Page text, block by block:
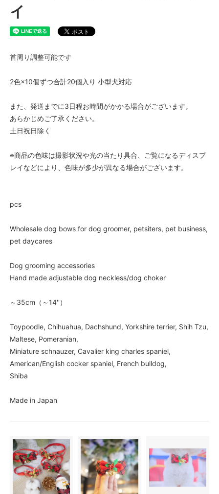
イ
首周り調整可能です
2色×10個ずつ合計20個入り 小型犬対応
また、発送までに3日程お時間がかかる場合がございます。
あらかじめご了承ください。
土日祝日除く
※商品の色味は撮影状況や光の当たり具合、ご覧になるディスプ
レイなどにより、色味が多少が異なる場合がございます。
pcs
Wholesale dog bows for dog groomer, petsiters, pet business,
pet daycares
Dog grooming accessories
Hand made adjustable dog neckless/dog choker
～35cm（～14''）
Toypoodle, Chihuahua, Dachshund, Yorkshire terrier, Shih Tzu,
Maltese, Pomeranian,
Miniature schnauzer, Cavalier king charles spaniel,
American/English cocker spaniel, French bulldog,
Shiba
Made in Japan